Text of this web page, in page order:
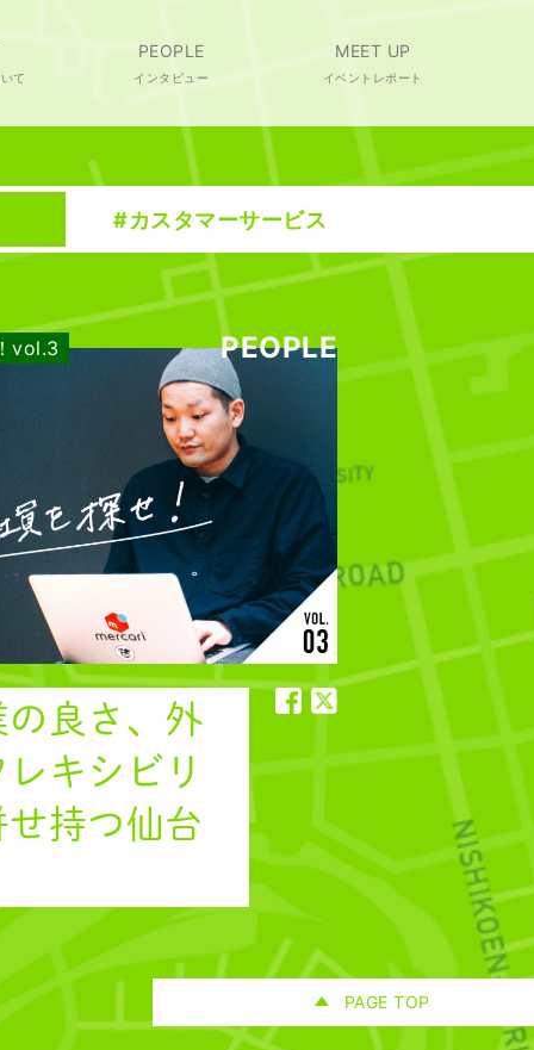
て
PEOPLE
インタビュー
MEET UP
イベントレポート
#カスタマーサービス
PEOPLE
日本企業の良さ
日本企業の良
の良さ、外
キシビリ
せ持つ仙台
vol.3
PAGE TOP